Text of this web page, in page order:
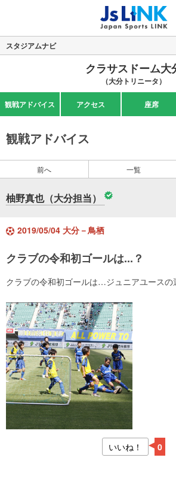
スタジアムナビ
クラサスドーム大
（大分トリニータ）
観戦アドバイス アクセス 座席
観戦アドバイス
前へ 一覧
柚野真也（大分担当）
2019/05/04 大分－鳥栖
クラブの令和初ゴールは...？
クラブの令和初ゴールは…ジュニアユースの
いいね！ 0